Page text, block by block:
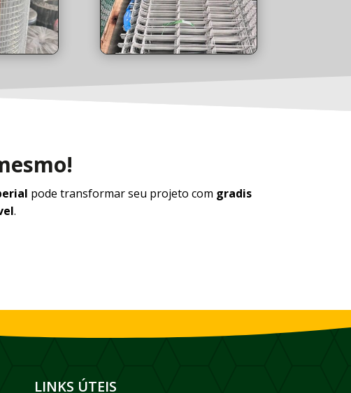
pode transformar seu projeto com gradis
.
LINKS ÚTEIS